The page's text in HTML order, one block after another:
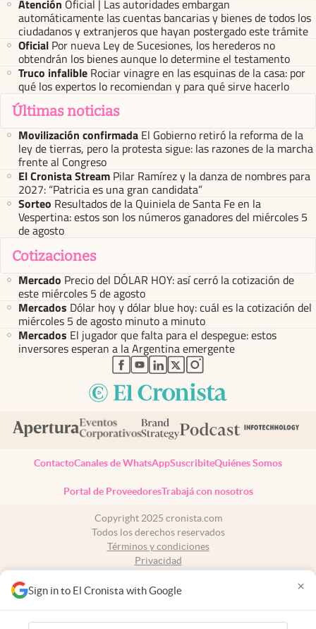
Sign in to El Cronista with Google ×
Atención Oficial | Las autoridades embargan
automáticamente las cuentas bancarias y bienes de todos los
ciudadanos y extranjeros que hayan postergado este trámite
Oficial Por nueva Ley de Sucesiones, los herederos no
obtendrán los bienes aunque lo determine el testamento
Truco infalible Rociar vinagre en las esquinas de la casa: por
qué los expertos lo recomiendan y para qué sirve hacerlo
Últimas noticias
Movilización confirmada El Gobierno retiró la reforma de la
ley de tierras, pero la protesta sigue: las razones de la marcha
frente al Congreso
El Cronista Stream Pilar Ramírez y la danza de nombres para
2027: “Patricia es una gran candidata”
Sorteo Resultados de la Quiniela de Santa Fe en la
Vespertina: estos son los números ganadores del miércoles 5
de agosto
Cotizaciones
Mercado Precio del DÓLAR HOY: así cerró la cotización de
este miércoles 5 de agosto
Mercados Dólar hoy y dólar blue hoy: cuál es la cotización del
miércoles 5 de agosto minuto a minuto
Mercados El jugador que falta para el despegue: estos
inversores esperan a la Argentina emergente
abre en nueva pestaña
abre en nueva pestaña
abre en nueva pestaña
abre en nueva pestaña
abre en nueva pestaña
ContactoCanales de WhatsAppSuscribiteQuiénes Somos
Portal de ProveedoresTrabajá con nosotros
Copyright 2025 cronista.com
Todos los derechos reservados
Términos y condiciones
Privacidad
Tel: +54 11 7078-3270